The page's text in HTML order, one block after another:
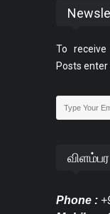
To
Posts enter
Phone :